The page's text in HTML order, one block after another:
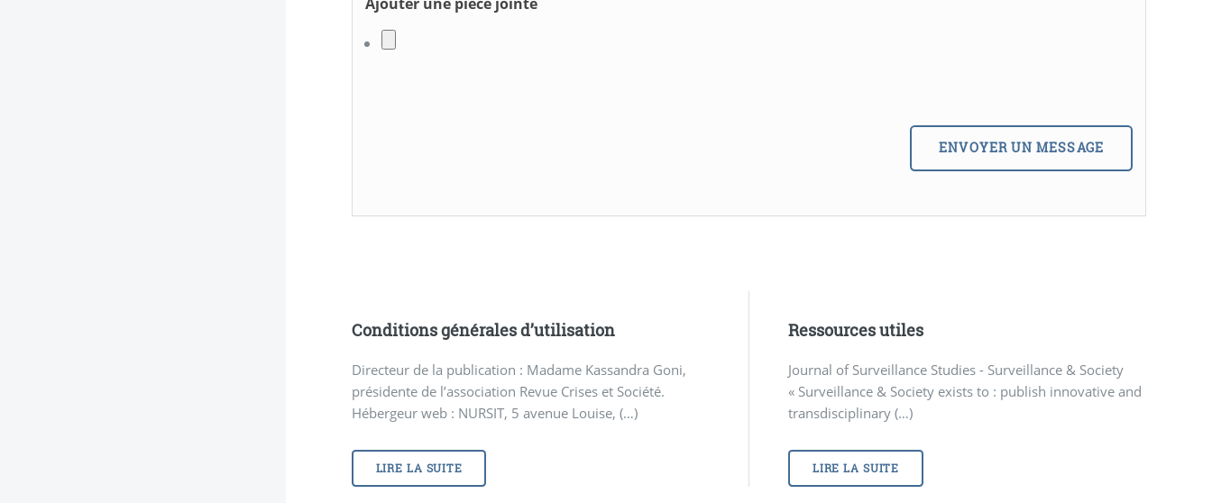
Conditions générales d’utilisation
Directeur de la publication : Madame Kassandra Goni,
présidente de l’association Revue Crises et Société.
Hébergeur web : NURSIT, 5 avenue Louise, (…)
LIRE LA SUITE
Ressources utiles
Journal of Surveillance Studies - Surveillance & Society
« Surveillance & Society exists to : publish innovative and
transdisciplinary (…)
LIRE LA SUITE